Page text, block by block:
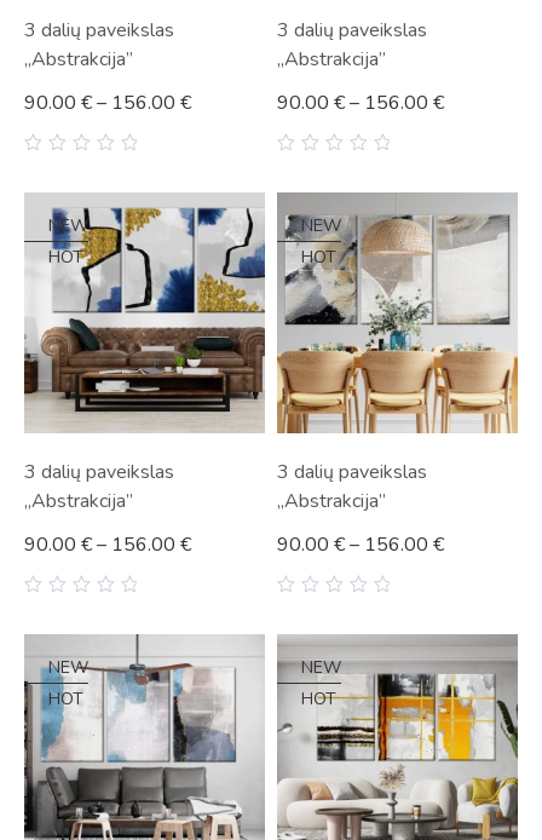
3 dalių paveikslas
„Abstrakcija”
90.00 €– 156.00 €
3 dalių paveikslas
„Abstrakcija”
5
90.00 €– 156.00 €
NEW
HOT
3 dalių paveikslas
„Abstrakcija”
90.00 €– 156.00 €
NEW
HOT
3 dalių paveikslas
„Abstrakcija”
of
5
90.00 €– 156.00 €
NEW
HOT
NEW
HOT